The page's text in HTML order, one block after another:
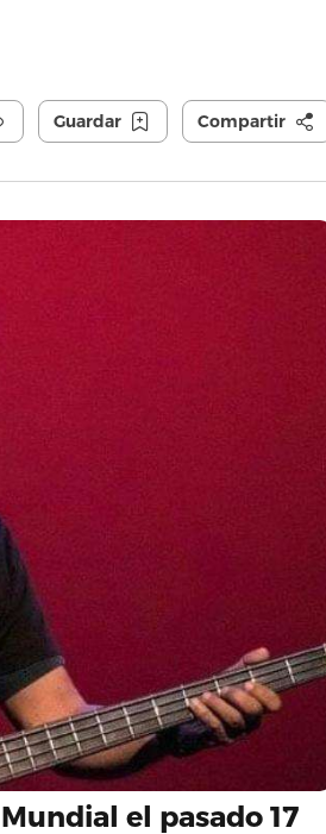
Guardar Compartir
el pasado 17